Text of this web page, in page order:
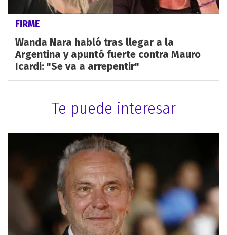
FIRME
Wanda Nara habló tras llegar a la
Argentina y apuntó fuerte contra Mauro
Icardi: "Se va a arrepentir"
Te puede interesar